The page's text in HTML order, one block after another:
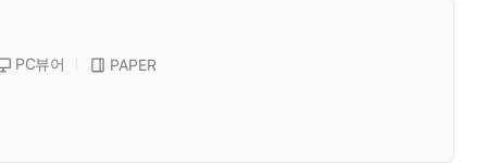
PC뷰어 PAPER